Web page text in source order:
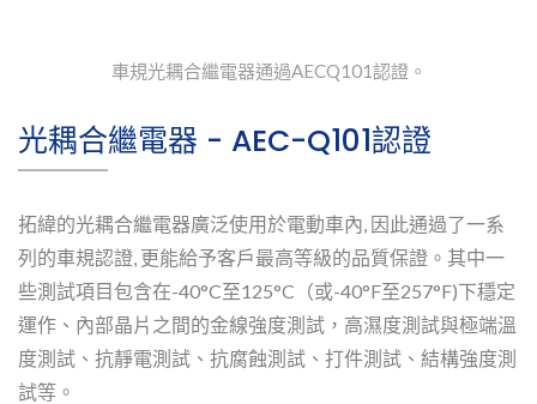
車規光耦合繼電器通過AECQ101認證。
光耦合繼電器 - AEC-Q101認證
拓緯的光耦合繼電器廣泛使用於電動車內, 因此通過了一系
列的車規認證, 更能給予客戶最高等級的品質保證。其中一
些測試項目包含在-40°C至125°C（或-40°F至257°F)下穩定
運作、內部晶片之間的金線強度測試，高濕度測試與極端溫
度測試、抗靜電測試、抗腐蝕測試、打件測試、結構強度測
試等。